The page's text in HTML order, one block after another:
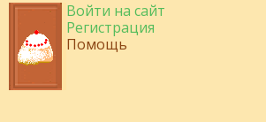
Войти на сайт
Регистрация
Помощь